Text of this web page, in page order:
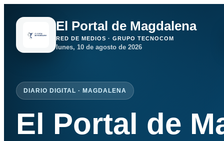
El Portal de Magdalena
RED DE MEDIOS · GRUPO TECNOCOM
lunes, 10 de agosto de 2026
DIARIO DIGITAL · MAGDALENA
El Portal de